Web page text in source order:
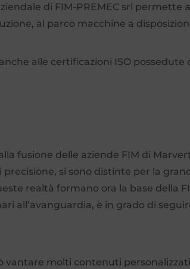
di FIM-PREMEC srl permette
al parco macchine a
alle certificazioni ISO possedute
fusione delle aziende FIM di
si sono distinte per la
realtà formano ora la base della
all’avanguardia, è in grado di
vantare molti contenuti